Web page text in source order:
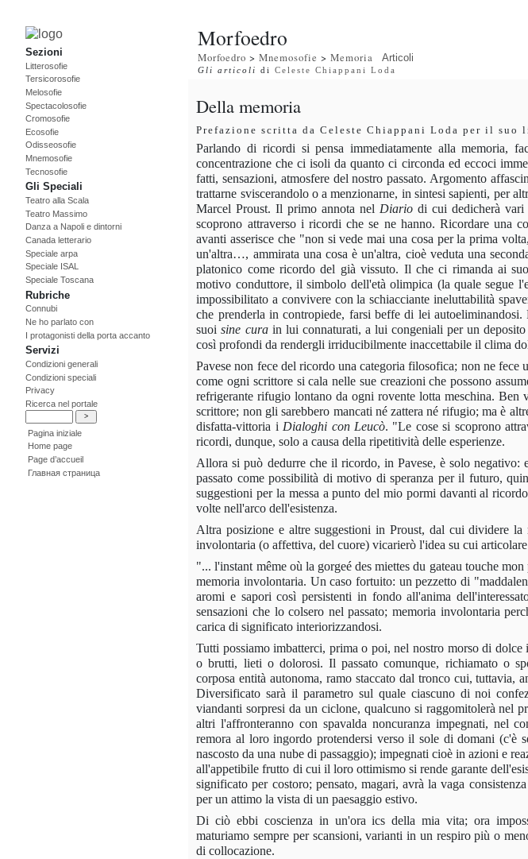
Sezioni
Litterosofie
Tersicorosofie
Melosofie
Spectacolosofie
Cromosofie
Ecosofie
Odisseosofie
Mnemosofie
Tecnosofie
Gli Speciali
Teatro alla Scala
Teatro Massimo
Danza a Napoli e dintorni
Canada letterario
Speciale arpa
Speciale ISAL
Speciale Toscana
Rubriche
Connubi
Ne ho parlato con
I protagonisti della porta accanto
Servizi
Condizioni generali
Condizioni speciali
Privacy
Ricerca nel portale
Pagina iniziale
Home page
Page d’accueil
Главная страница
Morfoedro
Morfoedro >Mnemosofie >Memoria Articoli
Gli articoli diCeleste Chiappani Loda
Della memoria
Prefazione scritta da Celeste Chiappani Loda per il
Parlando di ricordi si pensa immediatamente alla memoria,
concentrazione che ci isoli da quanto ci circonda ed eccoci
fatti, sensazioni, atmosfere del nostro passato. Argomento
trattarne sviscerandolo o a menzionarne, in sintesi sapienti, per
Marcel Proust. Il primo annota nel Diario di cui dedicherà
scoprono attraverso i ricordi che se ne hanno. Ricordare una
avanti asserisce che "non si vede mai una cosa per la prima
un'altra…, ammirata una cosa è un'altra, cioè veduta una
platonico come ricordo del già vissuto. Il che ci rimanda ai
motivo conduttore, il simbolo dell'età olimpica (la quale segue
impossibilitato a convivere con la schiacciante ineluttabilità
che prenderla in contropiede, farsi beffe di lei
suoisine curain lui connaturati, a lui congeniali per un deposito
così profondi da rendergli irriducibilmente inaccettabile il clima
Pavese non fece del ricordo una categoria filosofica; non ne fece
come ogni scrittore si cala nelle sue creazioni che possono
refrigerante rifugio lontano da ogni rovente lotta meschina. Ben
scrittore; non gli sarebbero mancati né zattera né rifugio; ma è
disfatta-vittoria i Dialoghi con Leucò. "Le cose si scoprono
ricordi, dunque, solo a causa della ripetitività delle esperienze.
Allora si può dedurre che il ricordo, in Pavese, è solo negativo:
passato come possibilità di motivo di speranza per il futuro,
suggestioni per la messa a punto del mio pormi davanti al
volte nell'arco dell'esistenza.
Altra posizione e altre suggestioni in Proust, dal cui dividere
involontaria (o affettiva, del cuore) vicarierò l'idea su cui articolare
"... l'instant même où la gorgeé des miettes du gateau touche
memoria involontaria. Un caso fortuito: un pezzetto di
aromi e sapori così persistenti in fondo all'anima
sensazioni che lo colsero nel passato; memoria involontaria
carica di significato interiorizzandosi.
Tutti possiamo imbatterci, prima o poi, nel nostro morso di
o brutti, lieti o dolorosi. Il passato comunque, richiamato o
corposa entità autonoma, ramo staccato dal tronco cui, tuttavia,
Diversificato sarà il parametro sul quale ciascuno di noi
viandanti sorpresi da un ciclone, qualcuno si raggomitolerà nel
altri l'affronteranno con spavalda noncuranza impegnati, nel
remora al loro ingordo protendersi verso il sole di domani (c'è
nascosto da una nube di passaggio); impegnati cioè in azioni e
all'appetibile frutto di cui il loro ottimismo si rende garante
significato per costoro; pensato, magari, avrà la vaga
per un attimo la vista di un paesaggio estivo.
Di ciò ebbi coscienza in un'ora ics della mia vita; ora
maturiamo sempre per scansioni, varianti in un respiro più o
di collocazione.